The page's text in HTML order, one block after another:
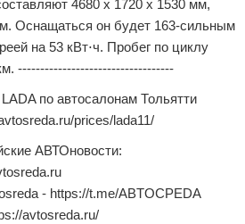
4680 x 1720 x 1530 мм,
Оснащаться он будет 163-сильным
на 53 кВт⋅ч. Пробег по циклу
-----------------------------------
по автосалонам Тольятти
prices/lada11/
АВТОновости:
- https://t.me/ABTOCPEDA
avtosreda.ru/